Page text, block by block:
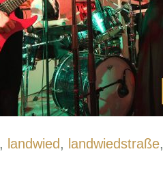
, landwied , landwiedstraße,